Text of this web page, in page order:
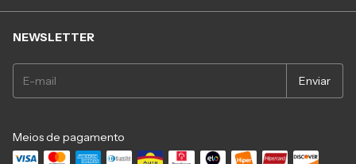
NEWSLETTER
Meios de pagamento